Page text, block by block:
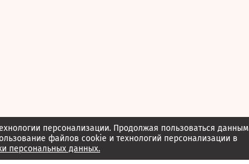
персонализации. Продолжая пользоваться данным
файлов cookie и технологий персонализации в
персональных данных.